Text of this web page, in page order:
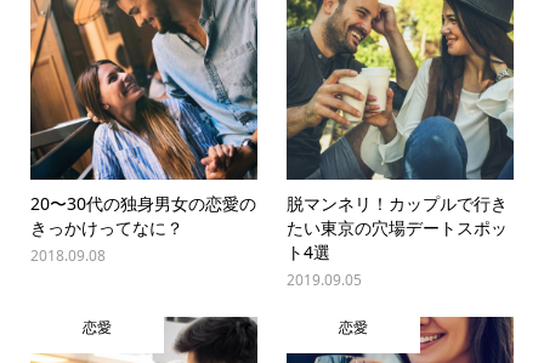
20〜30代の独身男女の恋愛の
きっかけってなに？
2018.09.08
脱マンネリ！カップルで行き
たい東京の穴場デートスポッ
ト4選
2019.09.05
恋愛 恋愛